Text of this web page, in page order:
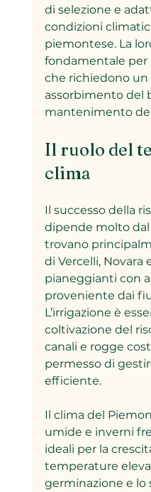
di selezione e
condizioni
piemontese. La
fondamentale per
che richiedono
assorbimento del
mantenimento
Il ruolo del
clima
Il successo della
dipende molto dal
trovano
di Vercelli, Novara
pianeggianti con
proveniente dai
L’irrigazione è
coltivazione del
canali e rogge
permesso di
efficiente.
Il clima del
umide e inverni
ideali per la
temperature
germinazione e lo